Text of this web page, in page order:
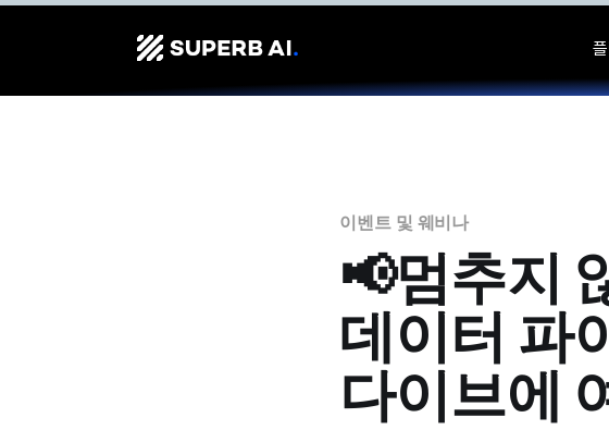
이벤트 및 웨비나
📢멈추지
데이터 파
다이브에